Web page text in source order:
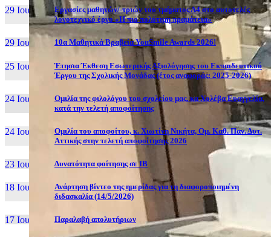
29 Ιουν, 26
Εργασίες μαθητών/-τριών του τμήματος Α4 στο αυτοτελές
λογοτεχνικό έργο «Η πιο πολύτιμη πραμάτεια»
29 Ιουν, 26 10α Μαθητικά Βραβεία YouSmile Awards 2026!
25 Ιουν, 26
Έτησια Έκθεση Εσωτερικής Αξιολόγησης του Εκπαιδευτικού
Έργου της Σχολικής Μονάδας (έτος αναφοράς: 2025-2026)
24 Ιουν, 26
Ομιλία της φιλολόγου του σχολείου μας, κα Χολέβα Ευαγγελία,
κατά την τελετή αποφοίτησης
24 Ιουν, 26
Ομιλία του αποφοίτου, κ. Χιωτίνη Νικήτα, Ομ. Καθ. Παν. Δυτ.
Αττικής στην τελετή αποφοίτησης 2026
23 Ιουν, 26 Δυνατότητα φοίτησης σε ΙΒ
18 Ιουν, 26
Ανάρτηση βίντεο της ημερίδας για τη διαφοροποιημένη
διδασκαλία (14/5/2026)
17 Ιουν, 26 Παραλαβή απολυτήριων